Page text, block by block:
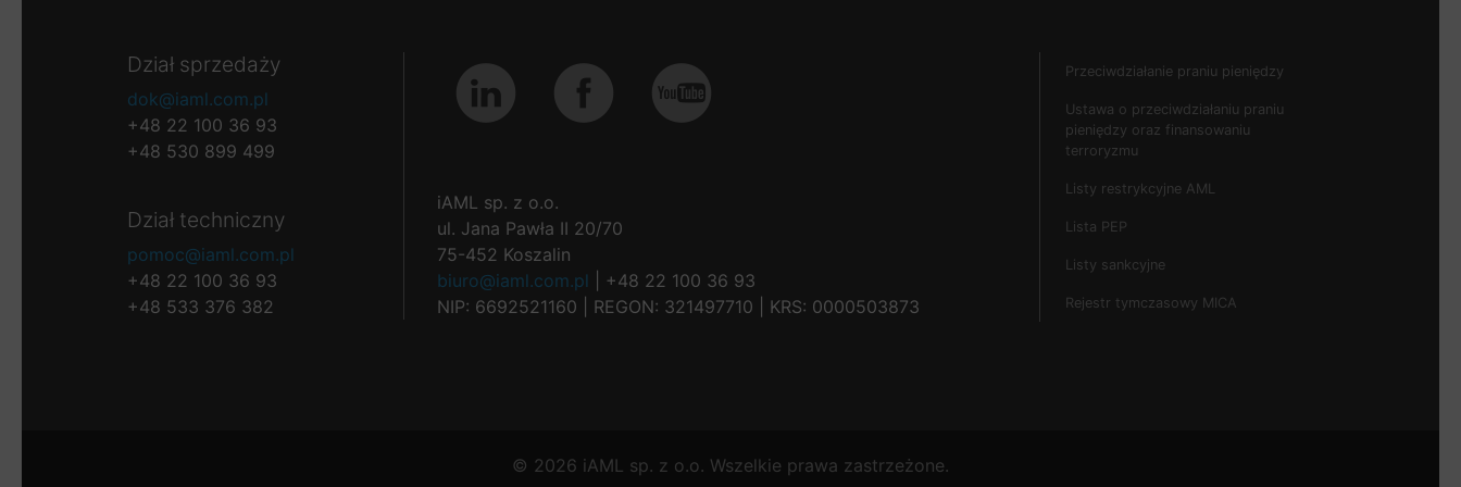
Dział sprzedaży
dok@iaml.com.pl
+48 22 100 36 93
+48 530 899 499
Dział techniczny
pomoc@iaml.com.pl
+48 22 100 36 93
+48 533 376 382
iAML sp. z o.o.
ul. Jana Pawła II 20/70
75-452 Koszalin
biuro@iaml.com.pl | +48 22 100 36 93
NIP: 6692521160 | REGON: 321497710 | KRS: 0000503873
Przeciwdziałanie praniu pieniędzy
Ustawa o przeciwdziałaniu praniu
pieniędzy oraz finansowaniu
terroryzmu
Listy restrykcyjne AML
Lista PEP
Listy sankcyjne
Rejestr tymczasowy MICA
© 2026 iAML sp. z o.o. Wszelkie prawa zastrzeżone.